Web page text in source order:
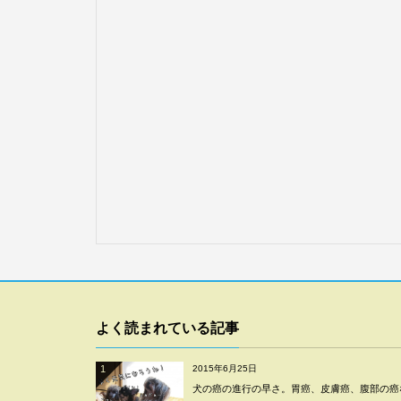
よく読まれている記事
2015年6月25日
犬の癌の進行の早さ。胃癌、皮膚癌、腹部の癌
1